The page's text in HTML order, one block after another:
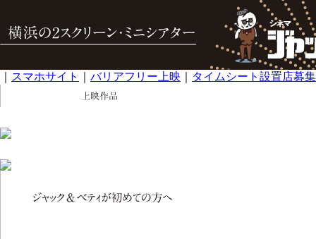
スマホサイト バリアフリー上映 タイムシート設置店募集